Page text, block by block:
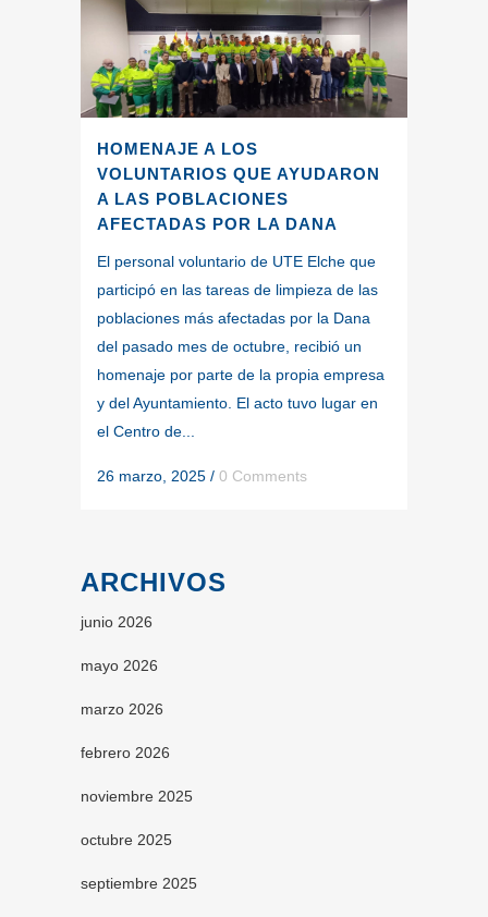
HOMENAJE A LOS
VOLUNTARIOS QUE AYUDARON
A LAS POBLACIONES
AFECTADAS POR LA DANA
El personal voluntario de UTE Elche que
participó en las tareas de limpieza de las
poblaciones más afectadas por la Dana
del pasado mes de octubre, recibió un
homenaje por parte de la propia empresa
y del Ayuntamiento. El acto tuvo lugar en
el Centro de...
26 marzo, 2025 / 0 Comments
ARCHIVOS
junio 2026
mayo 2026
marzo 2026
febrero 2026
noviembre 2025
octubre 2025
septiembre 2025